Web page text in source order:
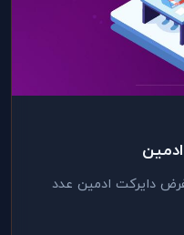
دایرکت ادمین عدد